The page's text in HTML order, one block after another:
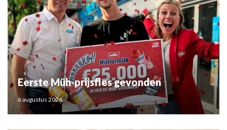
Eerste Müh-prijsfles gevonden
6 augustus 2026